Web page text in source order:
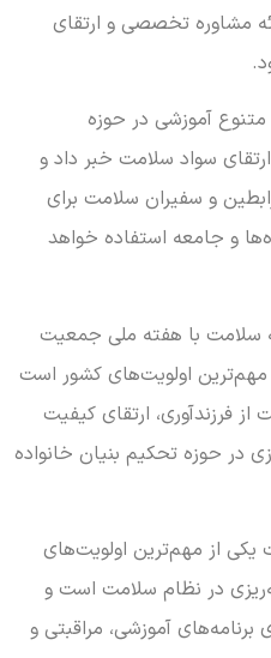
مشاوره تخصصی و ارتقای
متنوع آموزشی در حوزه
سواد سلامت خبر داد و
و سفیران سلامت برای
و جامعه استفاده خواهد
سلامت با هفته ملی جمعیت
اولویت‌های کشور است
فرزندآوری، ارتقای کیفیت
در حوزه تحکیم بنیان خانواده
از مهم‌ترین اولویت‌های
در نظام سلامت است و
برنامه‌های آموزشی، مراقبتی و